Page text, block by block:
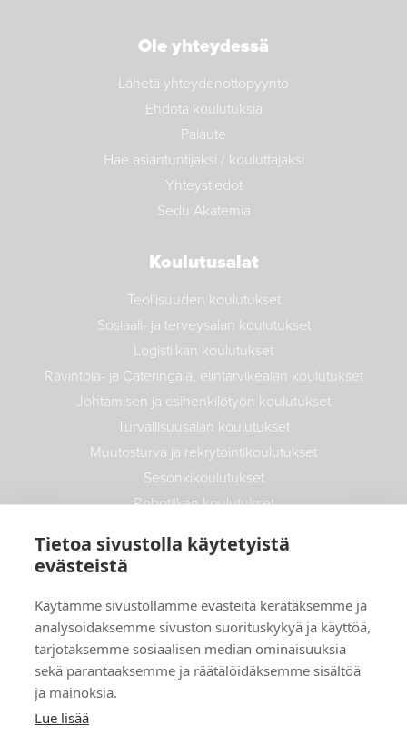
Koulutusalat
Teollisuuden koulutukset
Sosiaali- ja terveysalan koulutukset
Logistiikan koulutukset
Ravintola- ja Cateringala, elintarvikealan koulutukset
Johtamisen ja esihenkilötyön koulutukset
Turvallisuusalan koulutukset
Muutosturva ja rekrytointikoulutukset
Sesonkikoulutukset
Robotiikan koulutukset
Autoalan koulutukset
Info
Uutiset
Yritys- ja opiskelijatarinat
Ole yhteydessä
Lähetä yhteydenottopyyntö
Ehdota koulutuksia
Palaute
Hae asiantuntijaksi / kouluttajaksi
Yhteystiedot
Sedu Akatemia
Tietoa sivustolla käytetyistä
evästeistä
Käytämme sivustollamme evästeitä kerätäksemme ja
analysoidaksemme sivuston suorituskykyä ja käyttöä,
tarjotaksemme sosiaalisen median ominaisuuksia
sekä parantaaksemme ja räätälöidäksemme sisältöä
ja mainoksia.
Lue lisää